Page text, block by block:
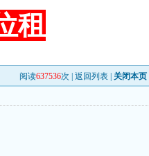
租
阅读637536次 |返回列表 关闭本页